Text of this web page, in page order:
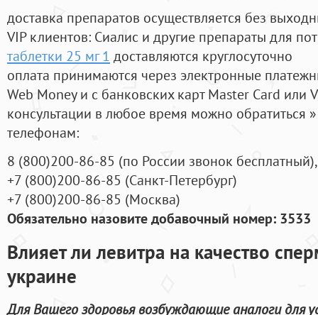
доставка препаратов осуществляется без
VIP клиентов: Сиалис и другие препараты для
таблетки 25 мг 1 доставляются круглосуточно
оплата принимаются через электронные
Web Money и с банковских карт Master Card или
консультации в любое время можно обратиться
телефонам:
8 (800)200-86-85 (по России звонок бесплатный),
+7 (800)200-86-85 (Санкт-Петербург)
+7 (800)200-86-85 (Москва)
Обязательно назовите добавочный номер: 3533
Влияет ли левитра на качество
украине
Для Вашего здоровья возбуждающие аналоги для